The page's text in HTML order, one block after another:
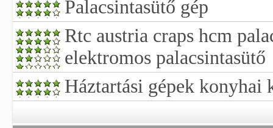
Palacsintasütő gép
Rtc austria craps hcm
elektromos palacsintasütő
Háztartási gépek konyhai